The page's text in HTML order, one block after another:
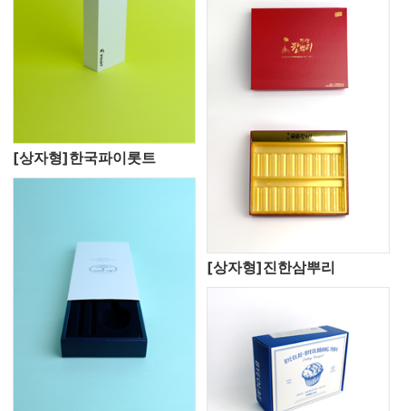
[상자형]한국파이롯트
[상자형]진한삼뿌리